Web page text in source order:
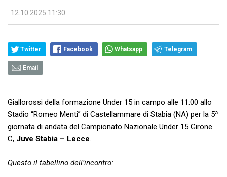
12.10.2025 11:30
Twitter Facebook Whatsapp Telegram
Email
Giallorossi della formazione Under 15 in campo alle 11:00 allo
Stadio “Romeo Menti” di Castellammare di Stabia (NA) per la 5ª
giornata di andata del Campionato Nazionale Under 15 Girone
C, Juve Stabia – Lecce.
Questo il tabellino dell’incontro: